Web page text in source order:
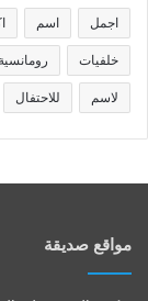
اجمل اسم
خلفيات رومانسية
لاسم للاحتفال
مواقع صديقة